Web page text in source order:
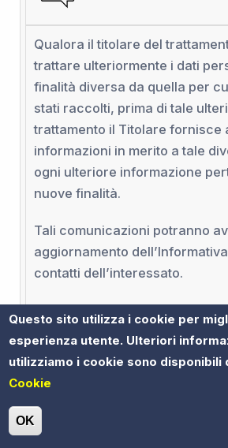
Qualora il titolare del
trattare ulteriormente i dati
finalità diversa da quella per
stati raccolti, prima di tale
trattamento il Titolare fornisce
informazioni in merito a tale
ogni ulteriore informazione
nuove finalità.
Tali comunicazioni potranno
aggiornamento
contatti dell’interessato.
Versione e data
Questo sito utilizza i cookie per
esperienza utente. Ulteriori
utilizziamo i cookie sono disponibili
Cookie
OK